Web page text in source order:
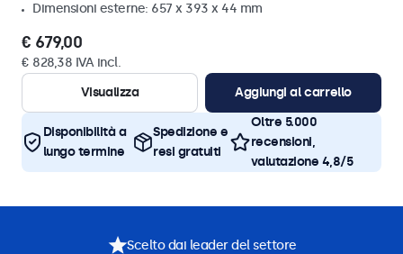
Dimensioni esterne: 657 x 393 x 44 mm
€ 679,00
€ 828,38 IVA incl.
Visualizza
Aggiungi al carrello
Disponibilità a
lungo termine
Spedizione e
resi gratuiti
Oltre 5.000
recensioni,
valutazione 4,8/5
Scelto dai leader del settore